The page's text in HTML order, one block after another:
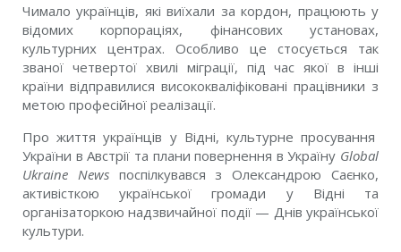
Чимало українців, які виїхали за кордон, працюють у
відомих корпораціях, фінансових установах,
культурних центрах. Особливо це стосується так
званої четвертої хвилі міграції, під час якої в інші
країни відправилися висококваліфіковані працівники з
метою професійної реалізації.
Про життя українців у Відні, культурне просування
України в Австрії та плани повернення в Україну Global
Ukraine Newsпоспілкувався з Олександрою Саєнко,
активісткою української громади у Відні та
організаторкою надзвичайної події — Днів української
культури.